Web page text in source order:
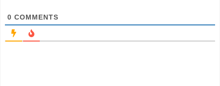
0 COMMENTS